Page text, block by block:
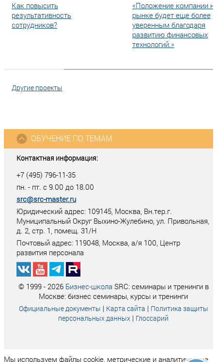
Как повысить
результативность
сотрудников?
«Положение компании
рынке будет еще более
уверенным благодаря
развитию финансовых
технологий.»
Другие проекты
Контактная информация:
+7 (495) 796-11-35
пн. - пт. с 9.00 до 18.00
src@src-master.ru
Юридический адрес: 109145, Москва, Вн.тер.г.
Муниципальный Округ Выхино-Жулебино, ул. Привольная,
д. 2, стр. 1, помещ. 31/Н
Почтовый адрес: 119048, Москва, а/я 100, Центр
развития персонала
ОБУЧЕНИЕ ПО ТЕМАМ
© 1999 - 2026 Бизнес-школа SRC: семинары и тренинги в
Москве: бизнес семинары, курсы и тренинги
Официальные документы | Карта сайта | Политика защиты
персональных данных | Глоссарий
Мы используем файлы cookie, метрические и аналитические